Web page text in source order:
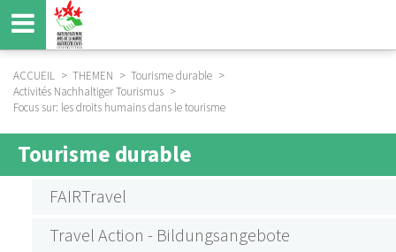
Aller
au
contenu
principal
FIL
D'ARIANE
ACCUEIL THEMEN
Tourisme durable
Activités Nachhaltiger Tourismus
Focus sur: les droits humains dans le tourisme
SUBMENU
AKTIVITÄTEN
NACHHALTIGER
Tourisme durable
FAIRTravel
Travel Action - Bildungsangebote